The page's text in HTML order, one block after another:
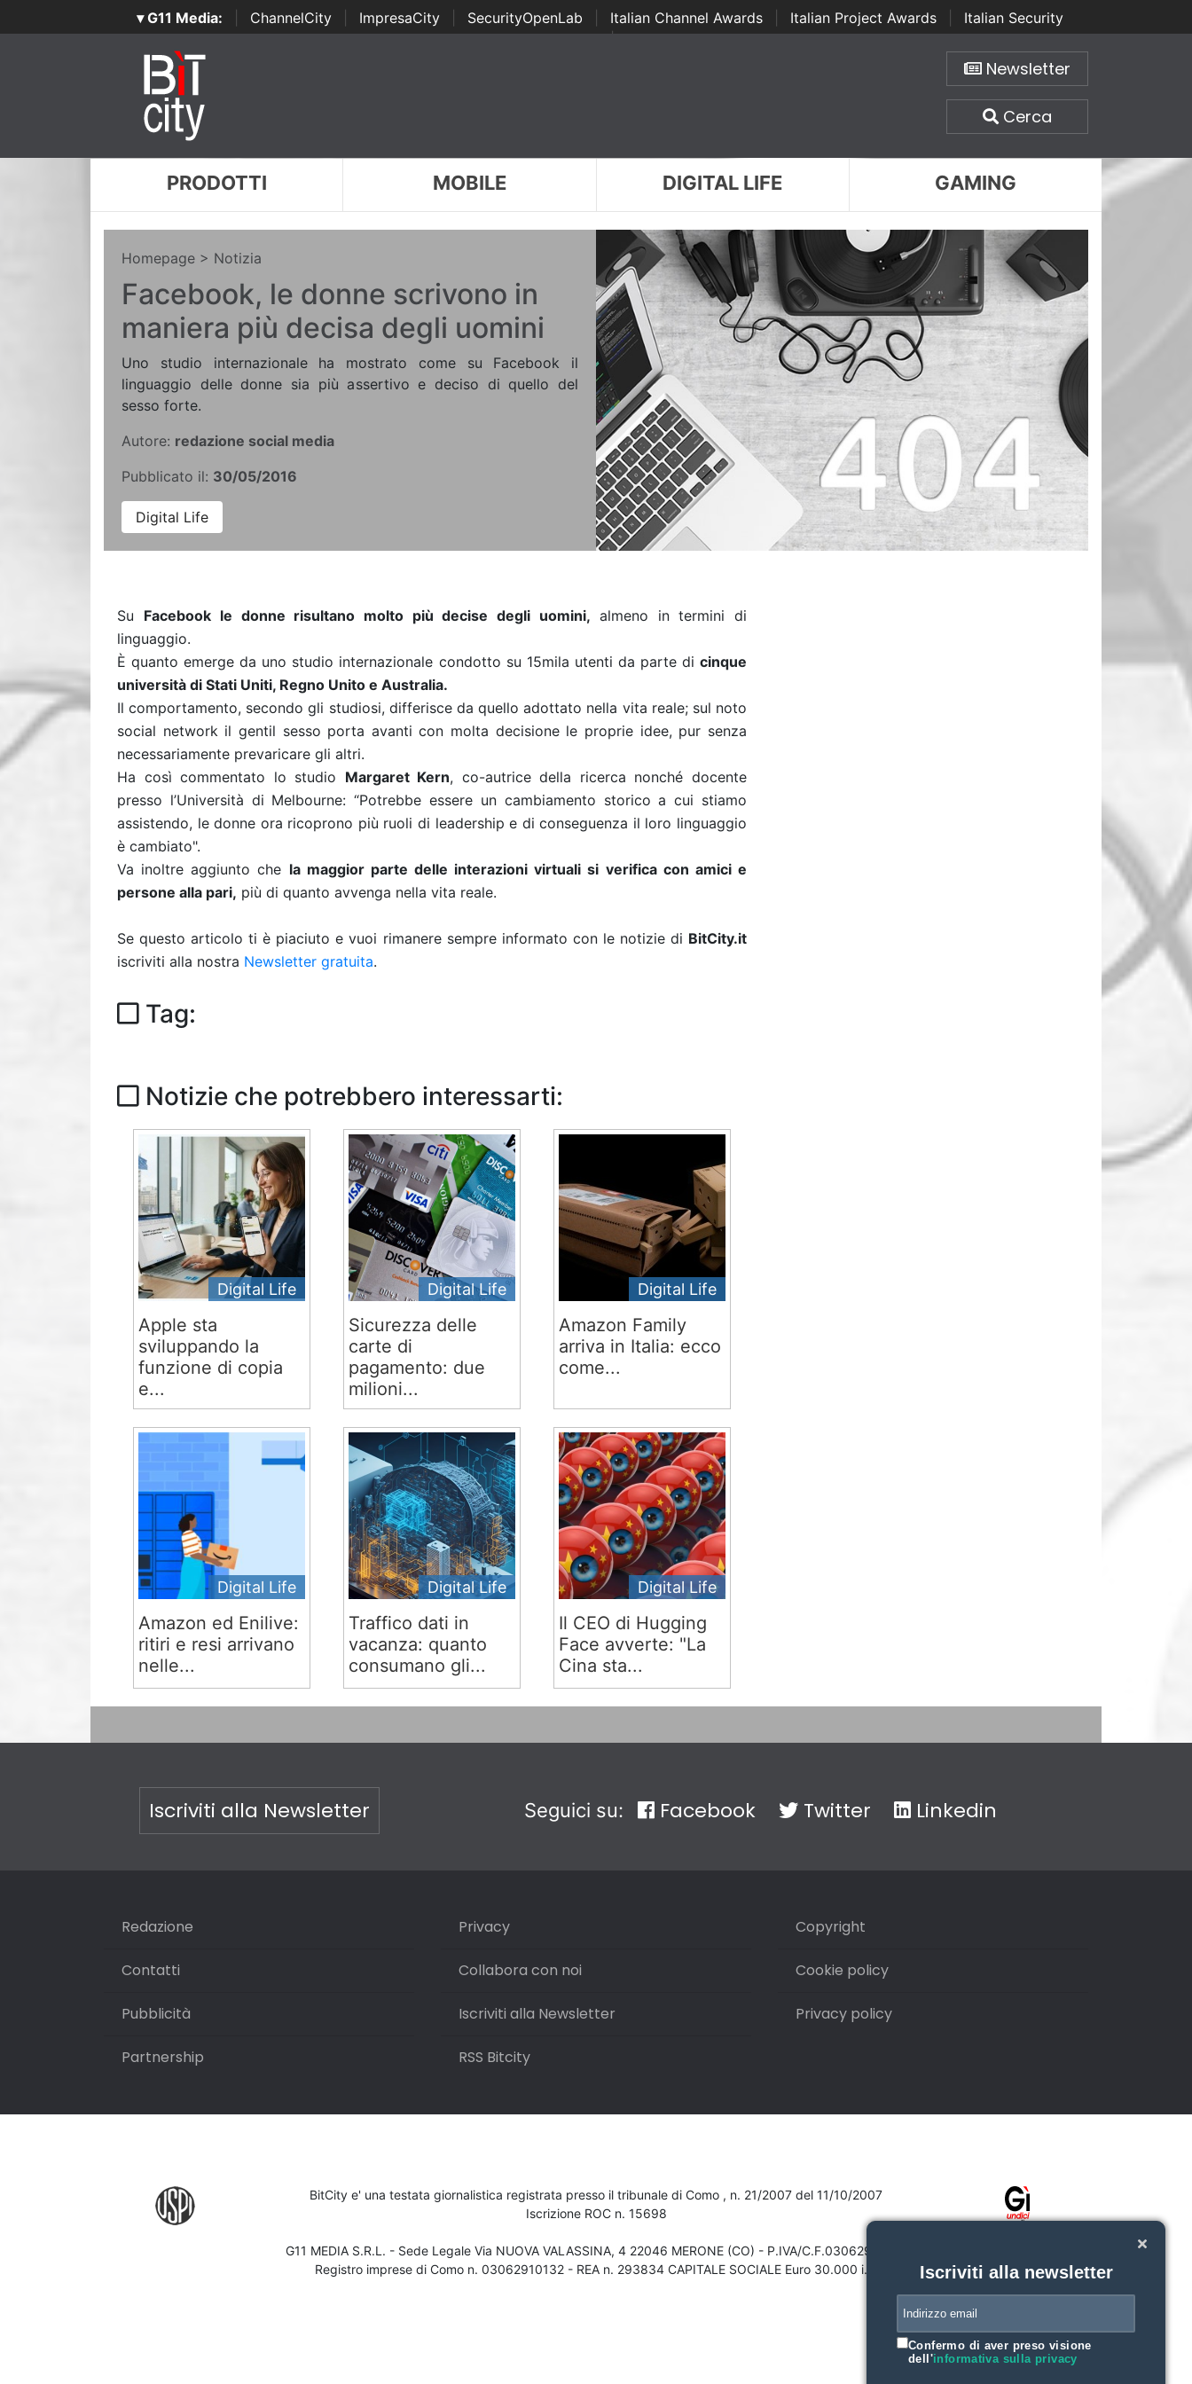
▾ G11 Media: ChannelCity ImpresaCity SecurityOpenLab Italian Channel Awards Italian Project Awards
Italian Security
Awards | ...
Newsletter
Cerca
PRODOTTI MOBILE DIGITAL LIFE GAMING
Homepage > Notizia
Facebook, le donne scrivono in
maniera più decisa degli uomini
Uno studio internazionale ha mostrato come su Facebook il
linguaggio delle donne sia più assertivo e deciso di quello del
sesso forte.
Autore: redazione social media
Pubblicato il: 30/05/2016
Digital Life
Su Facebook le donne risultano molto più decise degli uomini, almeno in termini di
linguaggio.
È quanto emerge da uno studio internazionale condotto su 15mila utenti da parte di cinque
università di Stati Uniti, Regno Unito e Australia.
Il comportamento, secondo gli studiosi, differisce da quello adottato nella vita reale; sul noto
social network il gentil sesso porta avanti con molta decisione le proprie idee, pur senza
necessariamente prevaricare gli altri.
Ha così commentato lo studio Margaret Kern, co-autrice della ricerca nonché docente
presso l’Università di Melbourne: “Potrebbe essere un cambiamento storico a cui stiamo
assistendo, le donne ora ricoprono più ruoli di leadership e di conseguenza il loro linguaggio
è cambiato".
Va inoltre aggiunto che la maggior parte delle interazioni virtuali si verifica con amici e
persone alla pari, più di quanto avvenga nella vita reale.
Se questo articolo ti è piaciuto e vuoi rimanere sempre informato con le notizie di BitCity.it
iscriviti alla nostra Newsletter gratuita.
Tag:
Notizie che potrebbero interessarti:
Digital Life
Apple sta
sviluppando la
funzione di copia
e...
Digital Life
Sicurezza delle
carte di
pagamento: due
milioni...
Digital Life
Amazon Family
arriva in Italia: ecco
come...
Digital Life
Amazon ed Enilive:
ritiri e resi arrivano
nelle...
Digital Life
Traffico dati in
vacanza: quanto
consumano gli...
Digital Life
Il CEO di Hugging
Face avverte: "La
Cina sta...
Iscriviti alla Newsletter Seguici su: Facebook Twitter Linkedin
Redazione
Contatti
Pubblicità
Partnership
Privacy
Collabora con noi
Iscriviti alla Newsletter
RSS Bitcity
Copyright
Cookie policy
Privacy policy
BitCity e' una testata giornalistica registrata presso il tribunale di Como , n. 21/2007 del 11/10/2007
Iscrizione ROC n. 15698
G11 MEDIA S.R.L. - Sede Legale Via NUOVA VALASSINA, 4 22046 MERONE (CO) - P.IVA/C.F.03062910132
Registro imprese di Como n. 03062910132 - REA n. 293834 CAPITALE SOCIALE Euro 30.000 i.v.
Iscriviti alla newsletter
Confermo di aver preso visione
dell'informativa sulla privacy